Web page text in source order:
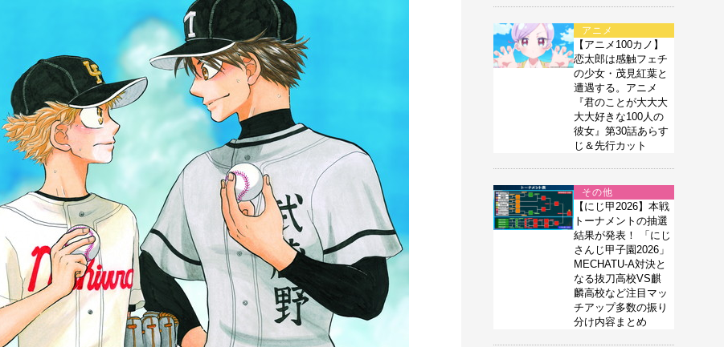
アニメ
【アニメ100カノ】
恋太郎は感触フェチ
の少女・茂見紅葉と
遭遇する。アニメ
『君のことが大大大
大大好きな100人の
彼女』第30話あらす
じ＆先行カット
その他
【にじ甲2026】本戦
トーナメントの抽選
結果が発表！ 「にじ
さんじ甲子園2026」
MECHATU-A対決と
なる抜刀高校VS麒
麟高校など注目マッ
チアップ多数の振り
分け内容まとめ